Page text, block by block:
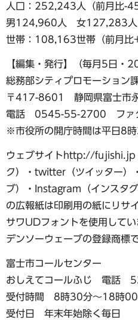
人口：252,243人（前月比-45
男124,960人 女127,283人
世帯：108,163世帯（前月比
【編集・発行】（毎月5日・
総務部シティプロモーション
〒417-8601 静岡県富士市
電話 0545-55-2700 ファ
※市役所の開庁時間は平日8
ウェブサイトhttp://
ク）・twitter（ツイッター）
ブ）・Instagram（インスタ
の広報紙は印刷用の紙にリサ
サワUDフォントを使用して
デンソーウェーブの登録商標で
富士市コールセンター
おしえてコールふじ 電話
受付時間 8時30分～18時
受付日 年末年始除く毎日